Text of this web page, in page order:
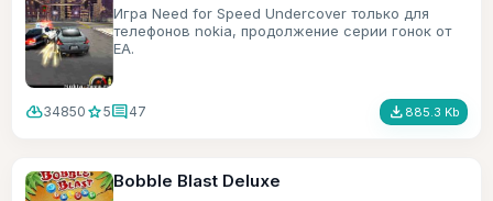
Игра Need for Speed Undercover только для
телефонов nokia, продолжение серии гонок от
ЕА.
cloud_download34850 star5comment47 file_download 885.3 Kb
Bobble Blast Deluxe